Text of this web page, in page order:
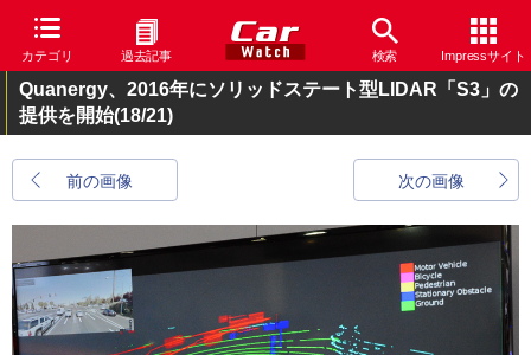
カテゴリ 過去記事 検索 Impressサイト
Quanergy、2016年にソリッドステート型LIDAR「S3」の
提供を開始(18/21)
前の画像 次の画像